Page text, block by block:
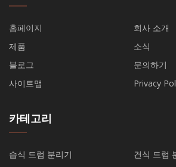
홈페이지
회사 소개
제품
소식
블로그
문의하기
사이트맵
Privacy
카테고리
습식 드럼 분리기
건식 드럼